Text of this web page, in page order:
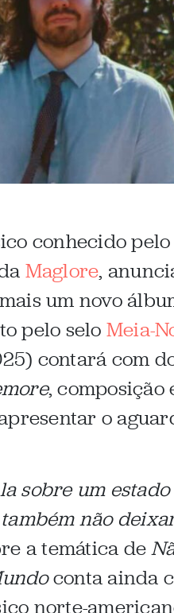
conhecido
Maglore,
um novo
pelo selo Meia-
contará com
, composição
o
sobre um
não
a temática de
conta ainda
norte-